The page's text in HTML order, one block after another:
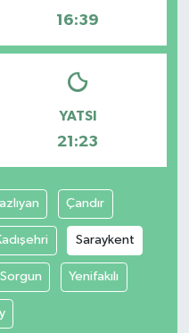
16:39
YATSI
21:23
Çandır
Saraykent
Sorgun Yenifakılı